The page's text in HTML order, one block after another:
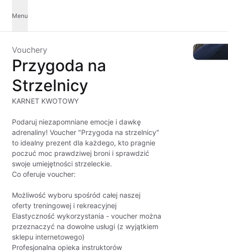
Menu
Vouchery
Przygoda na
Strzelnicy
KARNET KWOTOWY
Podaruj niezapomniane emocje i dawkę
adrenaliny! Voucher "Przygoda na strzelnicy"
to idealny prezent dla każdego, kto pragnie
poczuć moc prawdziwej broni i sprawdzić
swoje umiejętności strzeleckie.
Co oferuje voucher:
Możliwość wyboru spośród całej naszej
oferty treningowej i rekreacyjnej
Elastyczność wykorzystania - voucher można
przeznaczyć na dowolne usługi (z wyjątkiem
sklepu internetowego)
Profesjonalna opieka instruktorów